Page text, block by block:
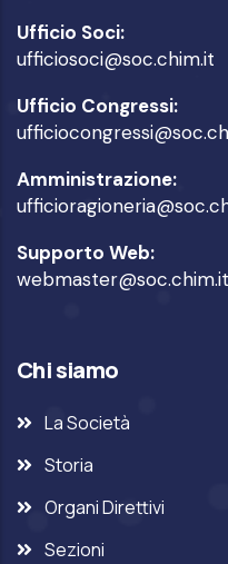
Ufficio Soci:
ufficiosoci@soc.chim.it
Ufficio Congressi:
Amministrazione:
Supporto Web:
webmaster@soc.chim.it
Chi siamo
La Società
Storia
Organi Direttivi
Sezioni